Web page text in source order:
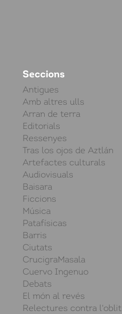
Seccions
Antigues
Amb altres ulls
Arran de terra
Editorials
Ressenyes
Tras los ojos de Aztlán
Artefactes culturals
Audiovisuals
Baisara
Ficcions
Música
Patafísicas
Barris
Ciutats
CrucigraMasala
Cuervo Ingenuo
Debats
El món al revés
Relectures contra l'oblit